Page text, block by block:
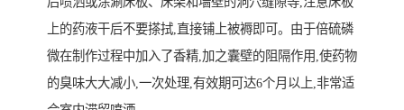
上的药液干后不要搽拭,直接铺上被褥即可。由于倍硫磷
微在制作过程中加入了香精,加之囊壁的阻隔作用,使药物
的臭味大大减小,一次处理,有效期可达6个月以上,非常适